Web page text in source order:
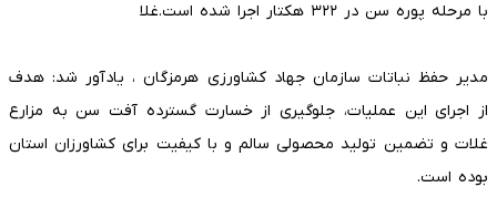
با مرحله پوره سن در ۳۲۲ هکتار اجرا شده است.غلا
مدیر حفظ نباتات سازمان جهاد کشاورزی هرمزگان ، یادآور شد: هدف
از اجرای این عملیات، جلوگیری از خسارت گسترده آفت سن به مزارع
غلات و تضمین تولید محصولی سالم و با کیفیت برای کشاورزان استان
بوده است.